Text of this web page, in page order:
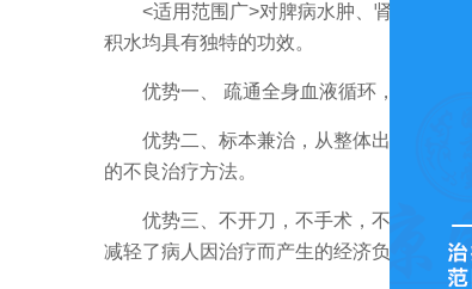
<适用范围广>对脾病水肿、肾病水肿、
积水均具有独特的功效。
优势一、 疏通全身血液循环，整体调理
优势二、标本兼治，从整体出发，辨证
的不良治疗方法。
优势三、不开刀，不手术，不抽水，对
减轻了病人因治疗而产生的经济负担。